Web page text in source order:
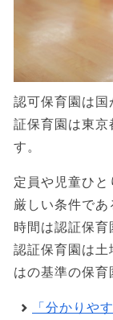
認可保育園は
証保育園は東
す。
定員や児童ひ
厳しい条件で
時間は認証保育
認証保育園は
はの基準の保育
「分かりや